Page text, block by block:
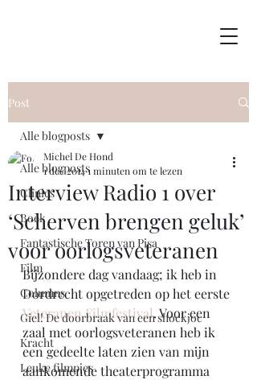
Post
Alle blogposts
Clinics
Boek
Fantastische Toren van Pisa
Film
Columns
Giel! De doorbraak van een shockjoc
Kracht
Leuke filmpjes
Alle blogposts
Interview Radio 1 over
‘Scherven brengen geluk’
voor oorlogsveteranen
Michel De Hond
1 dec 20141 minuten om te lezen
Bijzondere dag vandaag; ik heb in
Dordrecht opgetreden op het eerste
Veteranen Filmfestival. Voor een
zaal met oorlogsveteranen heb ik
een gedeelte laten zien van mijn
aankomende theaterprogramma